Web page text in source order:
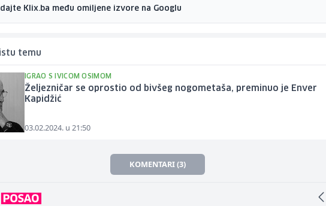
Klix.ba među omiljene izvore na Googlu
temu
IGRAO S IVICOM OSIMOM
Željezničar se oprostio od bivšeg nogometaša, preminuo je Enver
Kapidžić
03.02.2024. u 21:50
KOMENTARI (3)